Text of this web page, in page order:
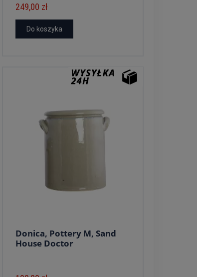
249,00 zł
Do koszyka
Donica, Pottery M, Sand
House Doctor